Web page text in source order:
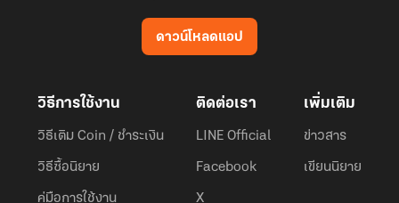
ดาวน์โหลดแอป
วิธีการใช้งาน
วิธีเติม Coin / ชำระเงิน
วิธีซื้อนิยาย
คู่มือการใช้งาน
ติดต่อเรา
LINE Official
Facebook
X
เพิ่มเติม
ข่าวสาร
เขียนนิยาย